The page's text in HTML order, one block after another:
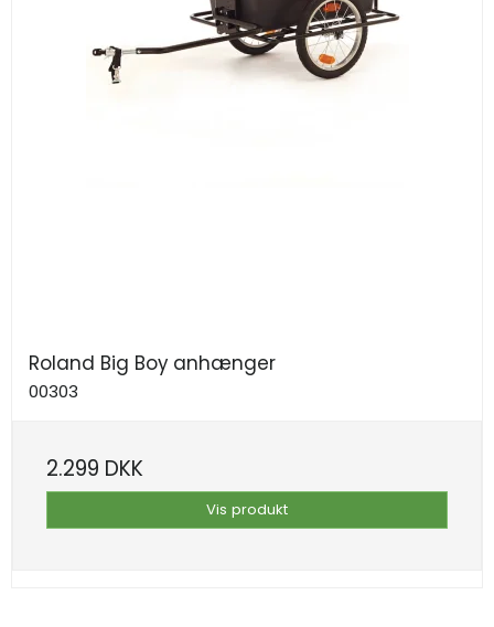
Roland Big Boy anhænger
00303
2.299 DKK
Vis produkt